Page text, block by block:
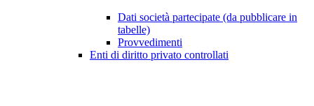
Dati società partecipate (da pubblicare in
tabelle)
Provvedimenti
Enti di diritto privato controllati